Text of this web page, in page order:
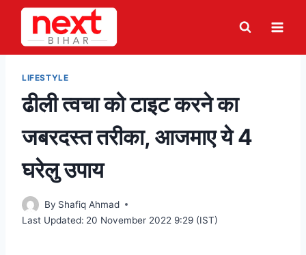
Skip
content
LIFESTYLE
ढीली त्वचा को टाइट करने का
जबरदस्त तरीका, आजमाए ये 4
घरेलु उपाय
By Shafiq Ahmad
Last Updated: 20 November 2022 9:29 (IST)